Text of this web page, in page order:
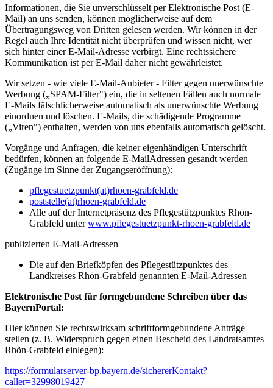
Informationen, die Sie unverschlüsselt per Elektronische Post (E-
Mail) an uns senden, können möglicherweise auf dem
Übertragungsweg von Dritten gelesen werden. Wir können in der
Regel auch Ihre Identität nicht überprüfen und wissen nicht, wer
sich hinter einer E-Mail-Adresse verbirgt. Eine rechtssichere
Kommunikation ist per E-Mail daher nicht gewährleistet.
Wir setzen - wie viele E-Mail-Anbieter - Filter gegen unerwünschte
Werbung („SPAM-Filter") ein, die in seltenen Fällen auch normale
E-Mails fälschlicherweise automatisch als unerwünschte Werbung
einordnen und löschen. E-Mails, die schädigende Programme
(„Viren") enthalten, werden von uns ebenfalls automatisch gelöscht.
Vorgänge und Anfragen, die keiner eigenhändigen Unterschrift
bedürfen, können an folgende E-MailAdressen gesandt werden
(Zugänge im Sinne der Zugangseröffnung):
pflegestuetzpunkt(at)rhoen-grabfeld.de
poststelle(at)rhoen-grabfeld.de
Alle auf der Internetpräsenz des Pflegestützpunktes Rhön-
Grabfeld unterwww.pflegestuetzpunkt-rhoen-grabfeld.de
publizierten E-Mail-Adressen
Die auf den Briefköpfen des Pflegestützpunktes des
Landkreises Rhön-Grabfeld genannten E-Mail-Adressen
Elektronische Post für formgebundene Schreiben über das
BayernPortal:
Hier können Sie rechtswirksam schriftformgebundene Anträge
stellen (z. B. Widerspruch gegen einen Bescheid des Landratsamtes
Rhön-Grabfeld einlegen):
https://formularserver-bp.bayern.de/sichererKontakt?
caller=32998019427